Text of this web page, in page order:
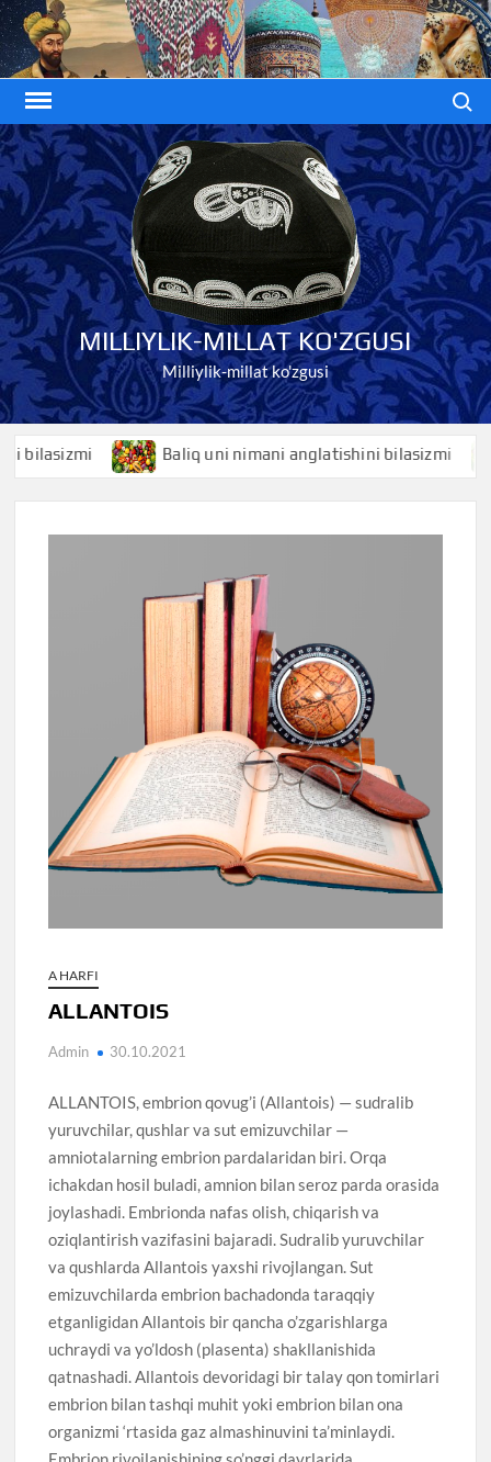
Skip
to
content
MILLIYLIK-MILLAT KO'ZGUSI
Milliylik-millat ko'zgusi
Baliq uni nimani anglatishini bilasizmi
A HARFI
ALLANTOIS
Admin 30.10.2021
ALLANTOIS, embrion qovug’i (Allantois) — sudralib
yuruvchilar, qushlar va sut emizuvchilar —
amniotalarning embrion pardalaridan biri. Orqa
ichakdan hosil buladi, amnion bilan seroz parda orasida
joylashadi. Embrionda nafas olish, chiqarish va
oziqlantirish vazifasini bajaradi. Sudralib yuruvchilar
va qushlarda Allantois yaxshi rivojlangan. Sut
emizuvchilarda embrion bachadonda taraqqiy
etganligidan Allantois bir qancha o’zgarishlarga
uchraydi va yo’ldosh (plasenta) shakllanishida
qatnashadi. Allantois devoridagi bir talay qon tomirlari
embrion bilan tashqi muhit yoki embrion bilan ona
organizmi ‘rtasida gaz almashinuvini ta’minlaydi.